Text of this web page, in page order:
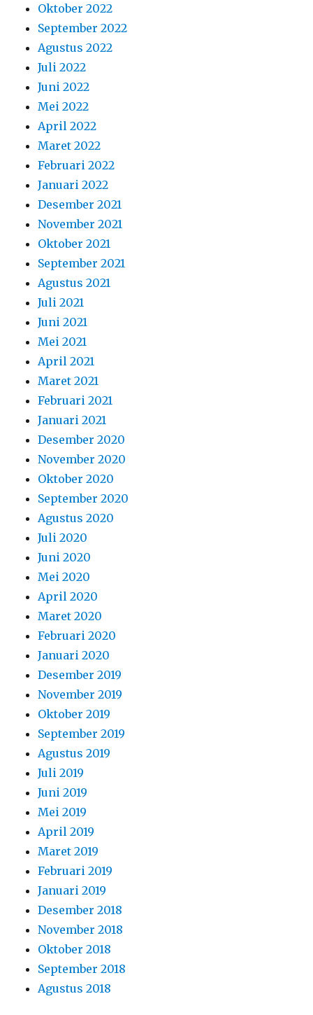
Oktober 2022
September 2022
Agustus 2022
Juli 2022
Juni 2022
Mei 2022
April 2022
Maret 2022
Februari 2022
Januari 2022
Desember 2021
November 2021
Oktober 2021
September 2021
Agustus 2021
Juli 2021
Juni 2021
Mei 2021
April 2021
Maret 2021
Februari 2021
Januari 2021
Desember 2020
November 2020
Oktober 2020
September 2020
Agustus 2020
Juli 2020
Juni 2020
Mei 2020
April 2020
Maret 2020
Februari 2020
Januari 2020
Desember 2019
November 2019
Oktober 2019
September 2019
Agustus 2019
Juli 2019
Juni 2019
Mei 2019
April 2019
Maret 2019
Februari 2019
Januari 2019
Desember 2018
November 2018
Oktober 2018
September 2018
Agustus 2018